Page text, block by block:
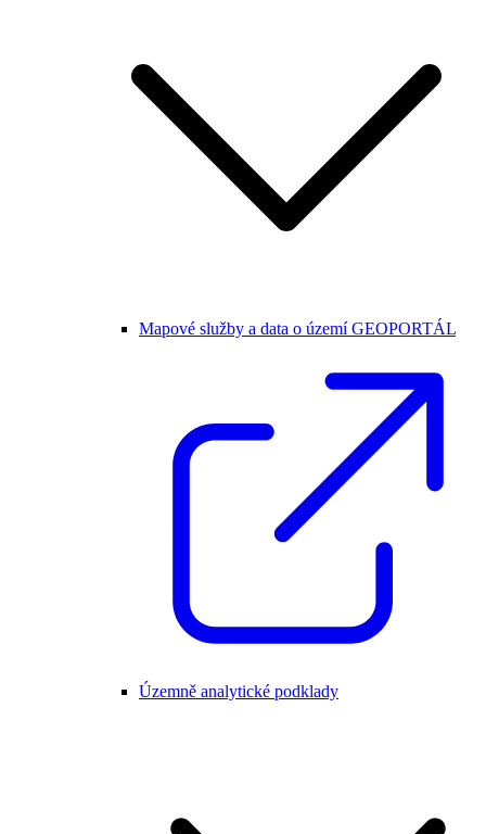
Mapové služby a data o území GEOPORTÁL
Územně analytické podklady